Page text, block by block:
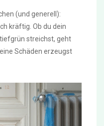
(und generell):
kräftig. Ob du dein
streichst, geht
Schäden erzeugst